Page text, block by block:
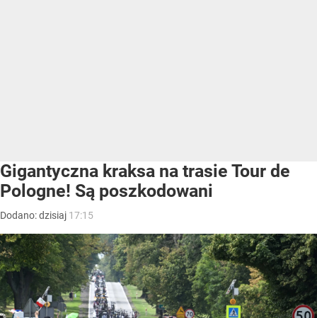
Gigantyczna kraksa na trasie Tour de
Pologne! Są poszkodowani
Dodano:dzisiaj 17:15